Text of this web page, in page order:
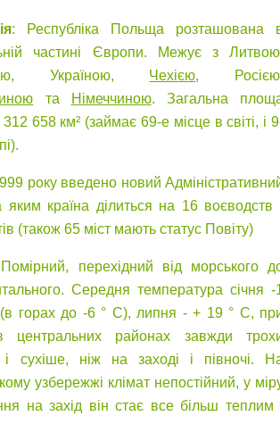
: Республіка Польща розташована
частині Європи. Межує з
Україною, Чехією,
та Німеччиною. Загальна
658 км² (займає 69-е місце в світі, і
року введено новий
яким країна ділиться на 16 воєводств
(також 65 міст мають статус Повіту)
перехідний від морського
Середня температура січня -
горах до -6 ° C), липня - + 19 ° С,
центральних районах завжди
і сухіше, ніж на заході і півночі.
узбережжі клімат непостійний, у
на захід він стає все більш теплим